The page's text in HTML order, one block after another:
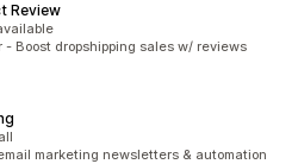
Review
- Boost dropshipping sales w/ reviews
marketing newsletters & automation